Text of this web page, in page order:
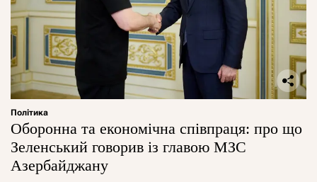
Політика
Оборонна та економічна співпраця: про що
Зеленський говорив із главою МЗС
Азербайджану